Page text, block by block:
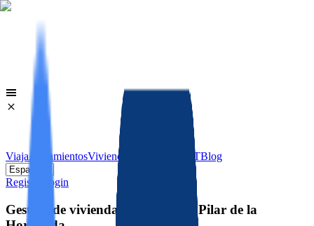
ViajaAlojamientosViviendas Licencias VUTBlog
Register Login
Gestión de viviendas turísticas en Pilar de la